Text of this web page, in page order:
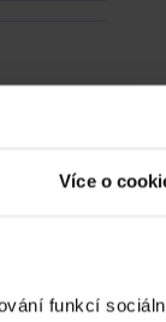
Více o
funkcí